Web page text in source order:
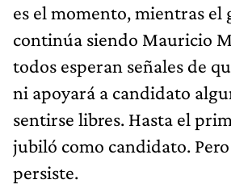
es el momento, mientras el
continúa siendo Mauricio
todos esperan señales de
ni apoyará a candidato
sentirse libres. Hasta el
jubiló como candidato.
persiste.